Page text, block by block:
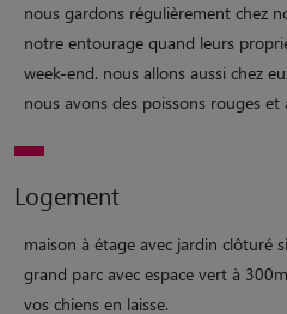
nous gardons régulièrement chez
notre entourage quand leurs
week-end. nous allons aussi chez
nous avons des poissons rouges et
Logement
maison à étage avec jardin clôturé
grand parc avec espace vert à
vos chiens en laisse.